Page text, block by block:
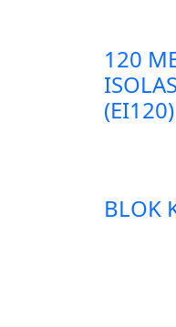
120
(EI120)
BLOK